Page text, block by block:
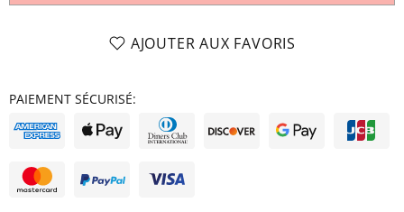
AJOUTER AUX FAVORIS
PAIEMENT SÉCURISÉ: